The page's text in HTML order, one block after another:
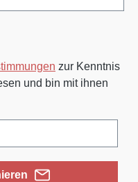
zur Kenntnis
und bin mit ihnen